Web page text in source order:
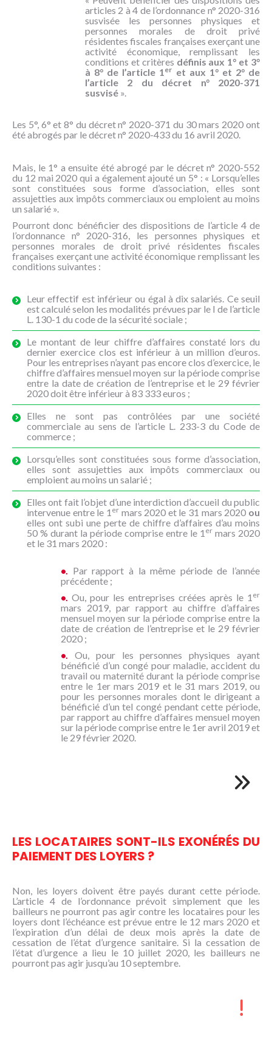
articles 2 à 4 de l’ordonnance n° 2020-316
susvisée les personnes physiques et
personnes morales de droit privé
résidentes fiscales françaises exerçant une
activité économique, remplissant les
conditions et critères définis aux 1° et 3°
à 8° de l’article 1er et aux 1° et 2° de
l’article 2 du décret n° 2020-371
susvisé ».
Les 5°, 6° et 8° du décret n° 2020-371 du 30 mars 2020 ont
été abrogés par le décret n° 2020-433 du 16 avril 2020.
Mais, le 1° a ensuite été abrogé par le décret n° 2020-552
du 12 mai 2020 qui a également ajouté un 5° : « Lorsqu’elles
sont constituées sous forme d’association, elles sont
assujetties aux impôts commerciaux ou emploient au moins
un salarié ».
Pourront donc bénéficier des dispositions de l’article 4 de
l’ordonnance n° 2020-316, les personnes physiques et
personnes morales de droit privé résidentes fiscales
françaises exerçant une activité économique remplissant les
conditions suivantes :
Leur effectif est inférieur ou égal à dix salariés. Ce seuil
est calculé selon les modalités prévues par le I de l’article
L. 130-1 du code de la sécurité sociale ;
Le montant de leur chiffre d’affaires constaté lors du
dernier exercice clos est inférieur à un million d’euros.
Pour les entreprises n’ayant pas encore clos d’exercice, le
chiffre d’affaires mensuel moyen sur la période comprise
entre la date de création de l’entreprise et le 29 février
2020 doit être inférieur à 83 333 euros ;
Elles ne sont pas contrôlées par une société
commerciale au sens de l’article L. 233-3 du Code de
commerce ;
Lorsqu’elles sont constituées sous forme d’association,
elles sont assujetties aux impôts commerciaux ou
emploient au moins un salarié ;
Elles ont fait l’objet d’une interdiction d’accueil du public
intervenue entre le 1 ermars 2020 et le 31 mars 2020 ou
elles ont subi une perte de chiffre d’affaires d’au moins
50 % durant la période comprise entre le 1 er mars 2020
et le 31 mars 2020 :
•. Par rapport à la même période de l’année
précédente ;
•. Ou, pour les entreprises créées après le 1 er
mars 2019, par rapport au chiffre d’affaires
mensuel moyen sur la période comprise entre la
date de création de l’entreprise et le 29 février
2020 ;
•.
Ou, pour les personnes physiques ayant
bénéficié d’un congé pour maladie, accident du
travail ou maternité durant la période comprise
entre le 1er mars 2019 et le 31 mars 2019, ou
pour les personnes morales dont le dirigeant a
bénéficié d’un tel congé pendant cette période,
par rapport au chiffre d’affaires mensuel moyen
sur la période comprise entre le 1er avril 2019 et
le 29 février 2020.
LES LOCATAIRES SONT-ILS EXONÉRÉS DU
PAIEMENT DES LOYERS ?
Non, les loyers doivent être payés durant cette période.
L’article 4 de l’ordonnance prévoit simplement que les
bailleurs ne pourront pas agir contre les locataires pour les
loyers dont l’échéance est prévue entre le 12 mars 2020 et
l’expiration d’un délai de deux mois après la date de
cessation de l’état d’urgence sanitaire. Si la cessation de
l’état d’urgence a lieu le 10 juillet 2020, les bailleurs ne
pourront pas agir jusqu’au 10 septembre.